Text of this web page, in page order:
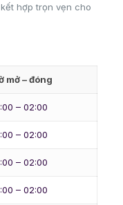
hợp trọn vẹn cho
mở – đóng
– 02:00
– 02:00
– 02:00
– 02:00